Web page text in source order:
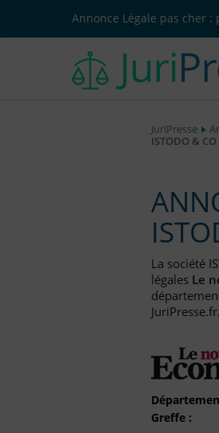
Annonce Légale pas cher
JuriPresse
ISTODO &
La société
légales Le
JuriPresse.fr.
Greffe :